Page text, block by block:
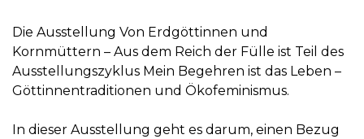
Die Ausstellung Von Erdgöttinnen und
Kornmüttern – Aus dem Reich der Fülle ist Teil des
Ausstellungszyklus Mein Begehren ist das Leben –
Göttinnentraditionen und Ökofeminismus.
In dieser Ausstellung geht es darum, einen Bezug